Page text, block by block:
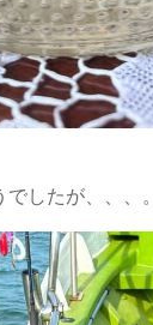
したが、、、。